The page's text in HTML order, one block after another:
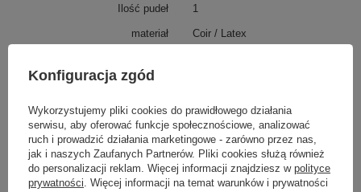
Ilość pudeł 1
materiał Coir / Latex
Czy wymagany montaż
Dostępność
Produkt na zamówienie! Zapytaj
o czas oczekiwania i dostępność
Potrzebujesz pomocy? Masz pytania?
Konfiguracja zgód
Wykorzystujemy pliki cookies do prawidłowego działania
serwisu, aby oferować funkcje społecznościowe, analizować
ruch i prowadzić działania marketingowe - zarówno przez nas,
jak i naszych Zaufanych Partnerów. Pliki cookies służą również
do personalizacji reklam. Więcej informacji znajdziesz w polityce
prywatności . Więcej informacji na temat warunków i prywatności